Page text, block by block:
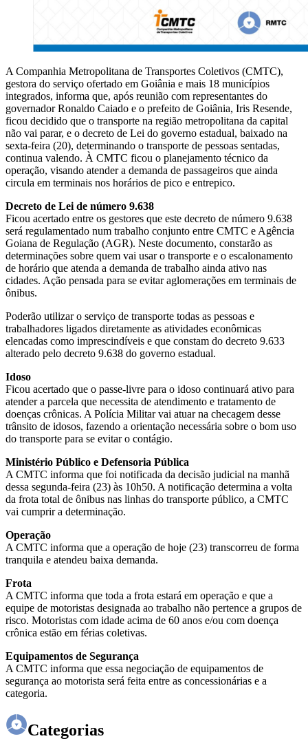
A Companhia Metropolitana de Transportes Coletivos (CMTC),
gestora do serviço ofertado em Goiânia e mais 18 municípios
integrados, informa que, após reunião com representantes do
governador Ronaldo Caiado e o prefeito de Goiânia, Iris Resende,
ficou decidido que o transporte na região metropolitana da capital
não vai parar, e o decreto de Lei do governo estadual, baixado na
sexta-feira (20), determinando o transporte de pessoas sentadas,
continua valendo. À CMTC ficou o planejamento técnico da
operação, visando atender a demanda de passageiros que ainda
circula em terminais nos horários de pico e entrepico.
Decreto de Lei de número 9.638
Ficou acertado entre os gestores que este decreto de número 9.638
será regulamentado num trabalho conjunto entre CMTC e Agência
Goiana de Regulação (AGR). Neste documento, constarão as
determinações sobre quem vai usar o transporte e o escalonamento
de horário que atenda a demanda de trabalho ainda ativo nas
cidades. Ação pensada para se evitar aglomerações em terminais de
ônibus.
Poderão utilizar o serviço de transporte todas as pessoas e
trabalhadores ligados diretamente as atividades econômicas
elencadas como imprescindíveis e que constam do decreto 9.633
alterado pelo decreto 9.638 do governo estadual.
Idoso
Ficou acertado que o passe-livre para o idoso continuará ativo para
atender a parcela que necessita de atendimento e tratamento de
doenças crônicas. A Polícia Militar vai atuar na checagem desse
trânsito de idosos, fazendo a orientação necessária sobre o bom uso
do transporte para se evitar o contágio.
Ministério Público e Defensoria Pública
A CMTC informa que foi notificada da decisão judicial na manhã
dessa segunda-feira (23) às 10h50. A notificação determina a volta
da frota total de ônibus nas linhas do transporte público, a CMTC
vai cumprir a determinação.
Operação
A CMTC informa que a operação de hoje (23) transcorreu de forma
tranquila e atendeu baixa demanda.
Frota
A CMTC informa que toda a frota estará em operação e que a
equipe de motoristas designada ao trabalho não pertence a grupos de
risco. Motoristas com idade acima de 60 anos e/ou com doença
crônica estão em férias coletivas.
Equipamentos de Segurança
A CMTC informa que essa negociação de equipamentos de
segurança ao motorista será feita entre as concessionárias e a
categoria.
Categorias